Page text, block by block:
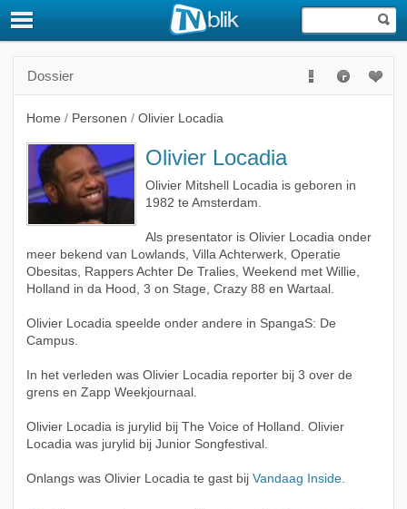
Dossier
Home / Personen / Olivier Locadia
Olivier Locadia
Olivier Mitshell Locadia is geboren in
1982 te Amsterdam.
Als presentator is Olivier Locadia onder
meer bekend van Lowlands, Villa Achterwerk, Operatie
Obesitas, Rappers Achter De Tralies, Weekend met Willie,
Holland in da Hood, 3 on Stage, Crazy 88 en Wartaal.
Olivier Locadia speelde onder andere in SpangaS: De
Campus.
In het verleden was Olivier Locadia reporter bij 3 over de
grens en Zapp Weekjournaal.
Olivier Locadia is jurylid bij The Voice of Holland. Olivier
Locadia was jurylid bij Junior Songfestival.
Onlangs was Olivier Locadia te gast bij Vandaag Inside.